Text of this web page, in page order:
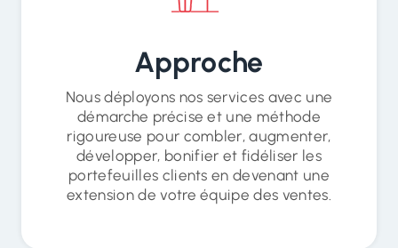
Approche
Nous déployons nos services avec une
démarche précise et une méthode
rigoureuse pour combler, augmenter,
développer, bonifier et fidéliser les
portefeuilles clients en devenant une
extension de votre équipe des ventes.